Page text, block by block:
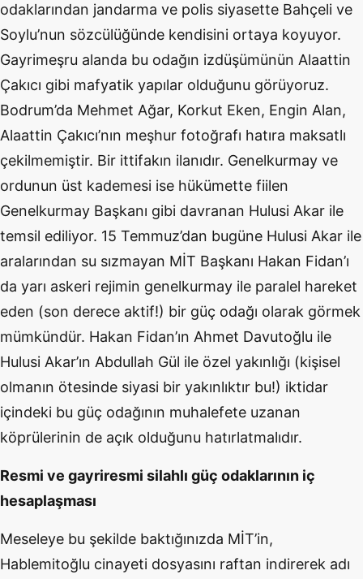
odaklarından jandarma ve polis siyasette Bahçeli ve
Soylu’nun sözcülüğünde kendisini ortaya koyuyor.
Gayrimeşru alanda bu odağın izdüşümünün Alaattin
Çakıcı gibi mafyatik yapılar olduğunu görüyoruz.
Bodrum’da Mehmet Ağar, Korkut Eken, Engin Alan,
Alaattin Çakıcı’nın meşhur fotoğrafı hatıra maksatlı
çekilmemiştir. Bir ittifakın ilanıdır. Genelkurmay ve
ordunun üst kademesi ise hükümette fiilen
Genelkurmay Başkanı gibi davranan Hulusi Akar ile
temsil ediliyor. 15 Temmuz’dan bugüne Hulusi Akar ile
aralarından su sızmayan MİT Başkanı Hakan Fidan’ı
da yarı askeri rejimin genelkurmay ile paralel hareket
eden (son derece aktif!) bir güç odağı olarak görmek
mümkündür. Hakan Fidan’ın Ahmet Davutoğlu ile
Hulusi Akar’ın Abdullah Gül ile özel yakınlığı (kişisel
olmanın ötesinde siyasi bir yakınlıktır bu!) iktidar
içindeki bu güç odağının muhalefete uzanan
köprülerinin de açık olduğunu hatırlatmalıdır.
Resmi ve gayriresmi silahlı güç odaklarının iç
hesaplaşması
Meseleye bu şekilde baktığınızda MİT’in,
Hablemitoğlu cinayeti dosyasını raftan indirerek adı